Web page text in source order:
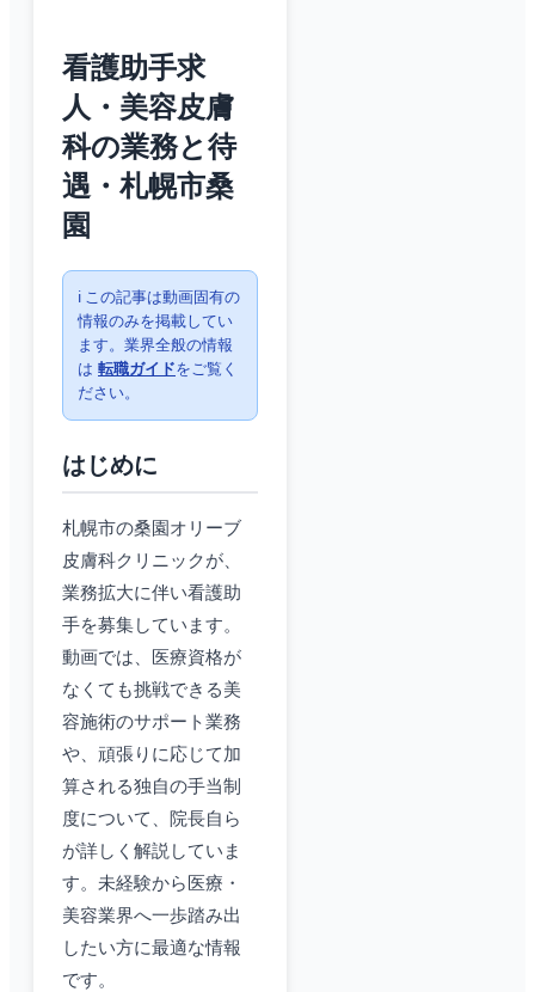
看護助手求
人・美容皮膚
科の業務と待
遇・札幌市桑
園
ℹ️ この記事は動画固有の
情報のみを掲載してい
ます。業界全般の情報
は 転職ガイドをご覧く
ださい。
はじめに
札幌市の桑園オリーブ
皮膚科クリニックが、
業務拡大に伴い看護助
手を募集しています。
動画では、医療資格が
なくても挑戦できる美
容施術のサポート業務
や、頑張りに応じて加
算される独自の手当制
度について、院長自ら
が詳しく解説していま
す。未経験から医療・
美容業界へ一歩踏み出
したい方に最適な情報
です。